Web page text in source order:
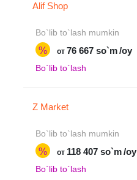
Alif Shop
Bo`lib to`lash mumkin
% от 76 667 so`m /oy
Bo`lib to`lash
Z Market
Bo`lib to`lash mumkin
% от 118 407 so`m /oy
Bo`lib to`lash